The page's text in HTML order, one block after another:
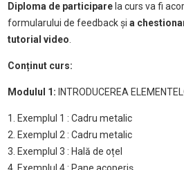
Diploma de participarela curs va fi
formularului de feedback și a
tutorial video
Conținut curs:
Modulul 1: INTRODUCEREA
1. Exemplul 1 : Cadru metalic
2. Exemplul 2 : Cadru metalic
3. Exemplul 3 : Hală de oțel